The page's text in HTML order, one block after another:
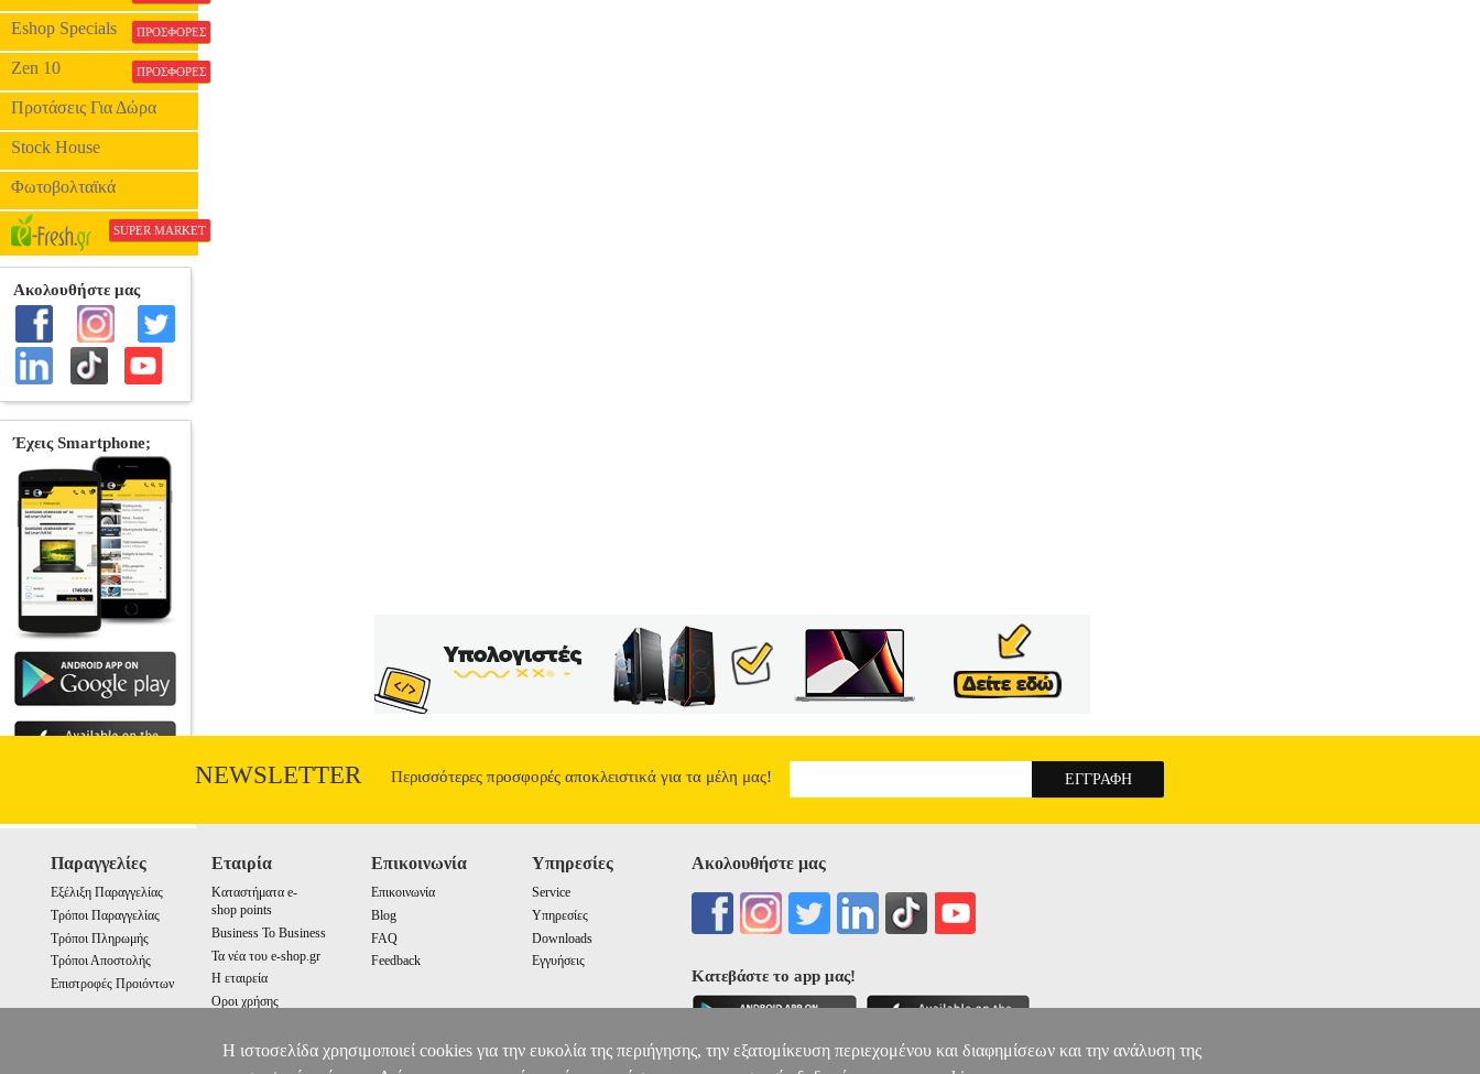
Eshop Specials ΠΡΟΣΦΟΡΕΣ
Zen 10 ΠΡΟΣΦΟΡΕΣ
Προτάσεις Για Δώρα
Stock House
Φωτοβολταϊκά
SUPER MARKET
NEWSLETTER Περισσότερες προσφορές αποκλειστικά για τα μέλη μας!
Παραγγελίες
Εξέλιξη Παραγγελίας
Τρόποι Παραγγελίας
Τρόποι Πληρωμής
Τρόποι Αποστολής
Επιστροφές Προιόντων
Εταιρία
Καταστήματα e-
shop points
Business To Business
Τα νέα του e-shop.gr
Η εταιρεία
Οροι χρήσης
Επικοινωνία
Επικοινωνία
Blog
FAQ
Feedback
Υπηρεσίες
Service
Υπηρεσίες
Downloads
Εγγυήσεις
Ακολουθήστε μας
Κατεβάστε το app μας!
Η ιστοσελίδα χρησιμοποιεί cookies για την ευκολία της περιήγησης, την εξατομίκευση περιεχομένου και διαφημίσεων και την ανάλυση της